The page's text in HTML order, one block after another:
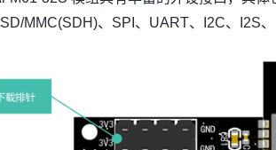
MMC(SDH)、SPI、UART、I2C、I2S